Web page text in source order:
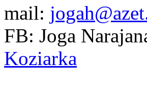
mail:
FB: Joga
Koziarka